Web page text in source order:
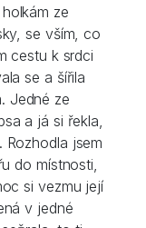
ze
se vším, co
cestu k srdci
se a šířila
Jedné ze
a já si řekla,
jsem
do místnosti,
si vezmu její
v jedné